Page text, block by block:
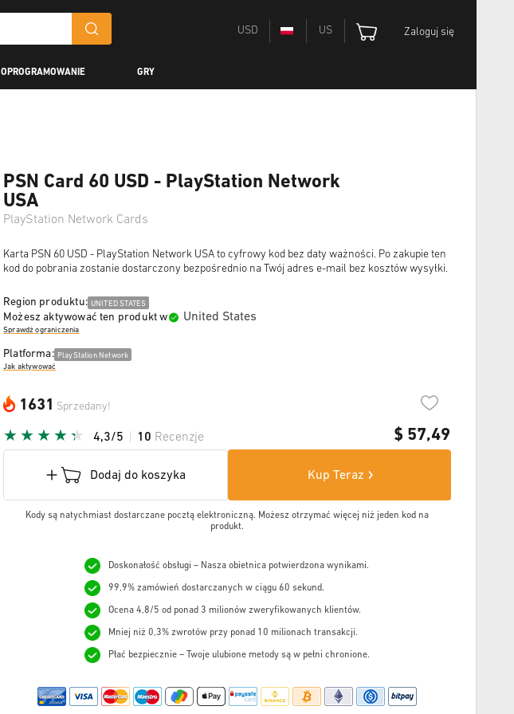
USD US Zaloguj się
OPROGRAMOWANIE GRY
PSN Card 60 USD - PlayStation Network
USA
PlayStation Network Cards
Karta PSN 60 USD - PlayStation Network USA to cyfrowy kod bez daty ważności. Po zakupie ten
kod do pobrania zostanie dostarczony bezpośrednio na Twój adres e-mail bez kosztów wysyłki.
Region produktu: UNITED STATES
Możesz aktywować ten produkt w United States
Sprawdź ograniczenia
Platforma: PlayStation Network
Jak aktywować
1631 Sprzedany!
$ 57,49
4,3/5 10 Recenzje
Dodaj do koszyka Kup Teraz
Kody są natychmiast dostarczane pocztą elektroniczną. Możesz otrzymać więcej niż jeden kod na
produkt.
Doskonałość obsługi – Nasza obietnica potwierdzona wynikami.
99,9% zamówień dostarczanych w ciągu 60 sekund.
Ocena 4,8/5 od ponad 3 milionów zweryfikowanych klientów.
Mniej niż 0,3% zwrotów przy ponad 10 milionach transakcji.
Płać bezpiecznie – Twoje ulubione metody są w pełni chronione.